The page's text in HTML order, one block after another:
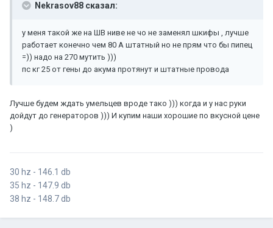
Nekrasov88 сказал:
у меня такой же на ШВ ниве не чо не заменял шкифы , лучше
работает конечно чем 80 А штатный но не прям что бы пипец
=)) надо на 270 мутить )))
пс кг 25 от гены до акума протянут и штатные провода
Лучше будем ждать умельцев вроде тако ))) когда и у нас руки
дойдут до генераторов ))) И купим наши хорошие по вкусной цене
)
30 hz - 146.1 db
35 hz - 147.9 db
38 hz - 148.7 db